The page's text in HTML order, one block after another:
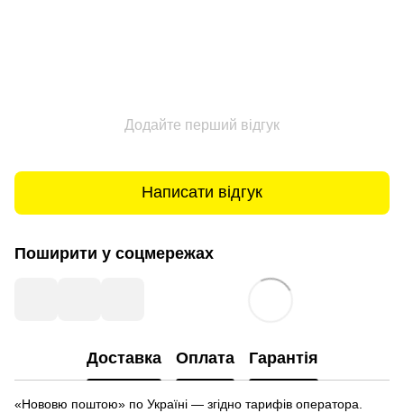
Додайте перший відгук
Написати відгук
Поширити у соцмережах
Доставка Оплата Гарантія
«Нововю поштою» по Україні — згідно тарифів оператора.